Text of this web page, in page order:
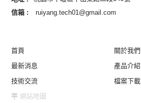
信箱 :
ruiyang.tech01@gmail.com
首頁
關於我們
最新消息
產品介紹
技術交流
檔案下載
網站地圖